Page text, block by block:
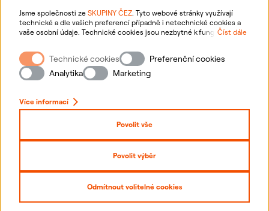
Jsme společnosti ze SKUPINY ČEZ. Tyto webové stránky využívají
technické a dle vašich preferencí případně i netechnické cookies a
vaše osobní údaje. Technické cookies jsou nezbytné k fungování
webové stránky vašim preferencím, k personalizaci reklam a analytice.
Pro sběr a zpracování netechnických cookies a vašich osobních údajů
nám můžete udělit souhlas. Bližší informace o vašich právech,
zpracování osobních údajů, včetně možnosti odvolání udělených
Číst dále
Technické cookies
Preferenční cookies
Analytika
Marketing
Více informací
Povolit vše
Povolit výběr
Odmítnout volitelné cookies
Ochrana osobních údajů
Informace o webu
Nastavení cookies
Přihlásit se
Prohlášení o přístupnosti